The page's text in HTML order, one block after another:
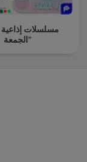
مسلسلات
الجمعة"